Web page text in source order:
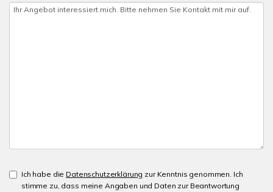
Ich habe die Datenschutzerklärung zur Kenntnis genommen. Ich
stimme zu, dass meine Angaben und Daten zur Beantwortung